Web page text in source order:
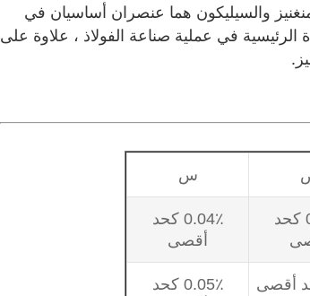
والسيليكون هما عنصران أساسيان في
الرئيسية في عملية صناعة الفولاذ ، علاوة على
س
0.25٪ كحد
0.04٪ كحد
أقصى
0.05٪ كحد